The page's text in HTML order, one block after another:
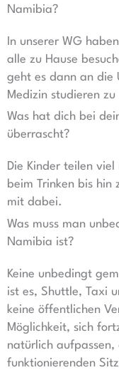
Namibia?
In unserer WG
alle zu Hause
geht es dann an die
Medizin studieren zu
Was hat dich bei
überrascht?
Die Kinder teilen
beim Trinken bis hin
mit dabei.
Was muss man
Namibia ist?
Keine unbedingt
ist es, Shuttle, Taxi
keine öffentlichen
Möglichkeit, sich
natürlich
funktionierenden